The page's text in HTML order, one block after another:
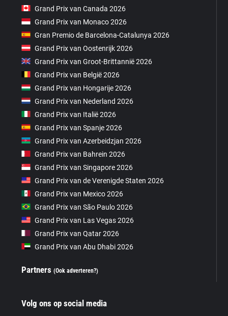
Grand Prix van Canada 2026
Grand Prix van Monaco 2026
Gran Premio de Barcelona-Catalunya 2026
Grand Prix van Oostenrijk 2026
Grand Prix van Groot-Brittannië 2026
Grand Prix van België 2026
Grand Prix van Hongarije 2026
Grand Prix van Nederland 2026
Grand Prix van Italië 2026
Grand Prix van Spanje 2026
Grand Prix van Azerbeidzjan 2026
Grand Prix van Bahrein 2026
Grand Prix van Singapore 2026
Grand Prix van de Verenigde Staten 2026
Grand Prix van Mexico 2026
Grand Prix van São Paulo 2026
Grand Prix van Las Vegas 2026
Grand Prix van Qatar 2026
Grand Prix van Abu Dhabi 2026
Partners(Ook adverteren?)
Volg ons op social media